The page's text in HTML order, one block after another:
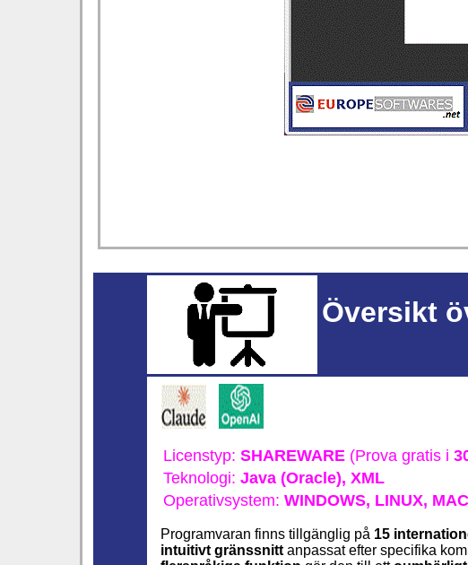
Översikt
Licenstyp: SHAREWARE (Prova gratis i
Teknologi: Java (Oracle), XML
Operativsystem: WINDOWS, LINUX,
Programvaran finns tillgänglig på 15
intuitivt gränssnitt anpassat efter specifika